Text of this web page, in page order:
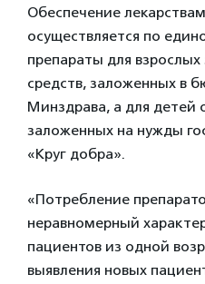
Обеспечение
осуществляется по
препараты для взрослых
средств, заложенных в
Минздрава, а для детей
заложенных на нужды
«Круг добра».
«Потребление
неравномерный
пациентов из одной
выявления новых